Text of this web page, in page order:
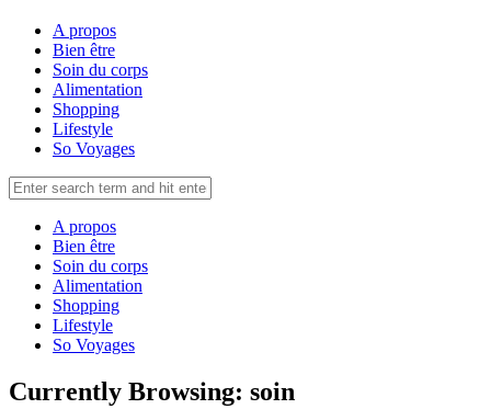
A propos
Bien être
Soin du corps
Alimentation
Shopping
Lifestyle
So Voyages
A propos
Bien être
Soin du corps
Alimentation
Shopping
Lifestyle
So Voyages
Currently Browsing: soin